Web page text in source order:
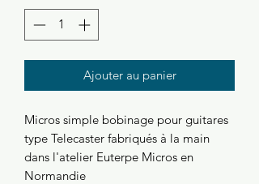
Ajouter au panier
Micros simple bobinage pour guitares
type Telecaster fabriqués à la main
dans l'atelier Euterpe Micros en
Normandie